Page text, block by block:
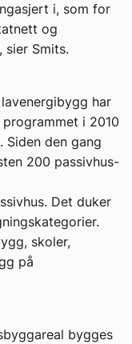
i, som for
og
sier Smits.
har
i 2010
Siden den gang
200 passivhus-
Det duker
skoler,
på
bygges